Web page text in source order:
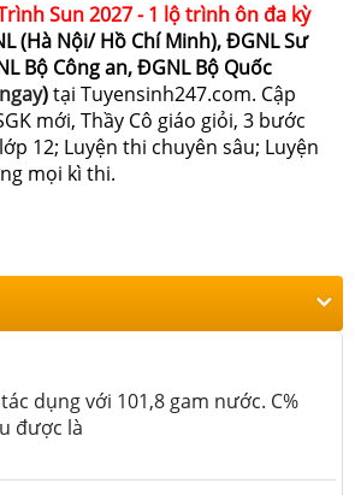
Sun 2027 - 1 lộ trình ôn đa kỳ
(Hà Nội/ Hồ Chí Minh), ĐGNL Sư
Bộ Công an, ĐGNL Bộ Quốc
)tại Tuyensinh247.com. Cập
mới, Thầy Cô giáo giỏi, 3 bước
12; Luyện thi chuyên sâu; Luyện
mọi kì thi.
dụng với 101,8 gam nước. C%
được là